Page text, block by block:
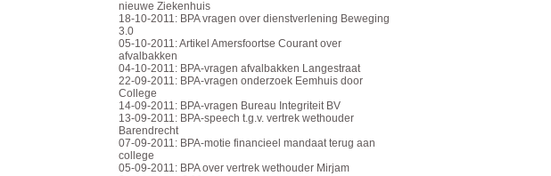
nieuwe Ziekenhuis
18-10-2011: BPA vragen over dienstverlening Beweging
3.0
05-10-2011: Artikel Amersfoortse Courant over
afvalbakken
04-10-2011: BPA-vragen afvalbakken Langestraat
22-09-2011: BPA-vragen onderzoek Eemhuis door
College
14-09-2011: BPA-vragen Bureau Integriteit BV
13-09-2011: BPA-speech t.g.v. vertrek wethouder
Barendrecht
07-09-2011: BPA-motie financieel mandaat terug aan
college
05-09-2011: BPA over vertrek wethouder Mirjam